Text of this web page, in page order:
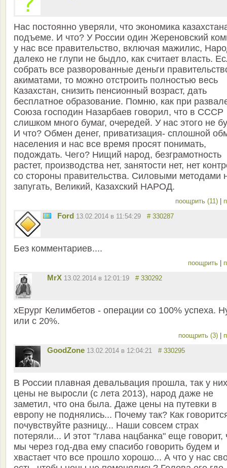
Нас постоянно уверяли, что экономика
подъеме. И что? У России один Жереновский
у нас все правительство, включая мажилис,
далеко не глупи не быдло, как считает власть.
собрать все разворованные деньги
акиматами, то можно отстроить полностью весь
Казахстан, снизить пенсионный возраст, дать
бесплатное образование. Помню, как при
Союза господин Назарбаев говорил, что в СССР
слишком много бумаг, очередей. У нас этого не
И что? Обмен денег, приватизация- сплошной
населения и нас все время просят понимать,
подождать. Чего? Нищий народ, безграмотность
растет, производства нет, занятости нет, нет
со стороны правительства. Силовыми методами
запугать, Великий, Казахский НАРОД.
поощрить (11)
Ford 13.02.2014 в 11:54:29 # 330287
Без комментариев....
поощрить
MrX 13.02.2014 в 12:01:19 # 330292
хЕрург Келимбетов - операции со 100% успеха.
или с 20%.
поощрить (3)
GoodZone 13.02.2014 в 12:04:21 # 330295
В России плавная девальвация прошла, так у
цены не выросли (с лета 2013), народ даже не
заметил, что она была. Даже цены на путевки в
европу не поднялись... Почему так? Как
почувствуйте разницу... Наши совсем страх
потеряли... И этот "глава нацбанка" еще говорит,
мы через год-два ему спасибо говорить будем и
хвастает что все прошло хорошо... А что у нас